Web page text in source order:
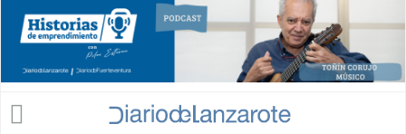
Jump to navigation